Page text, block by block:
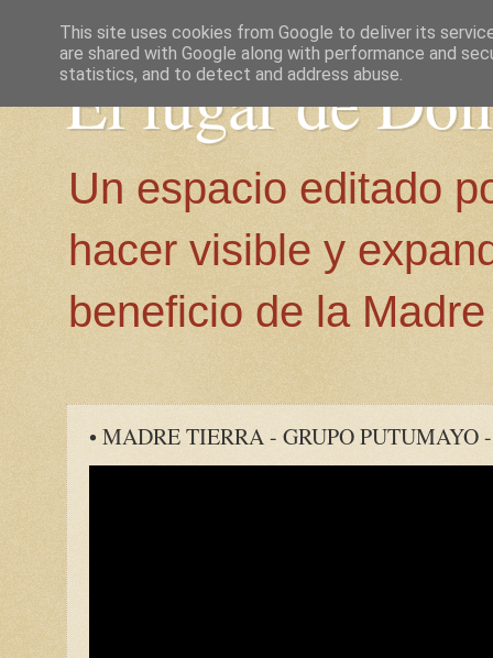
El lugar de
Un espacio editado
hacer visible y
beneficio de la
• MADRE TIERRA - GRUPO PUTUMAYO
This site uses cookies from Google to deliver its
are shared with Google along with performance and
statistics, and to detect and address abuse.